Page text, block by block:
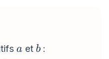
a
a et b
b: